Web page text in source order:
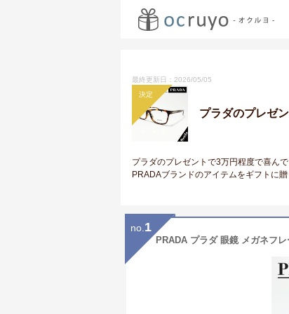
最終更新日：2026/05/05
決定
プラダのプレゼ
プラダのプレゼントで3万円程度で喜ん
PRADAブランドのアイテムをギフトに
no. 1